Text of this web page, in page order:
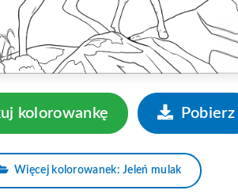
kolorowankę Pobierz
Więcej kolorowanek: Jeleń mulak